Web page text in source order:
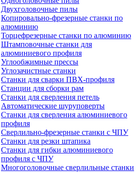
Двухголовочные пилы
Копировально-фрезерные станки по
алюминию
Торцефрезерные станки по алюминию
Штамповочные станки для
алюминиевого профиля
Углообжимные прессы
Углозачистные станки
Станки для сварки ПВХ-профиля
Станции для сборки рам
Станки для сверления петель
Автоматические шуруповерты
Станки для сверления алюминиевого
профиля
Сверлильно-фрезерные станки с ЧПУ
Станки для резки штапика
Станки для гибки алюминиевого
профиля с ЧПУ
Многоголовочные сверлильные станки